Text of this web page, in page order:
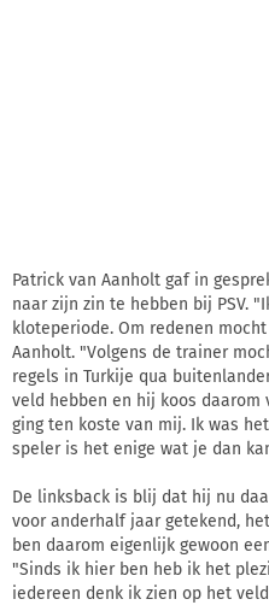
Patrick van Aanholt gaf in
naar zijn zin te hebben bij PSV.
kloteperiode. Om redenen
Aanholt. "Volgens de trainer
regels in Turkije qua
veld hebben en hij koos daarom
ging ten koste van mij. Ik was
speler is het enige wat je dan
De linksback is blij dat hij nu
voor anderhalf jaar getekend,
ben daarom eigenlijk gewoon
"Sinds ik hier ben heb ik het
iedereen denk ik zien op het